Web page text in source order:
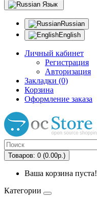
Язык
Russian
English
Личный кабинет
Регистрация
Авторизация
Закладки (0)
Корзина
Оформление заказа
Товаров: 0 (0.00р.)
Ваша корзина пуста!
Категории